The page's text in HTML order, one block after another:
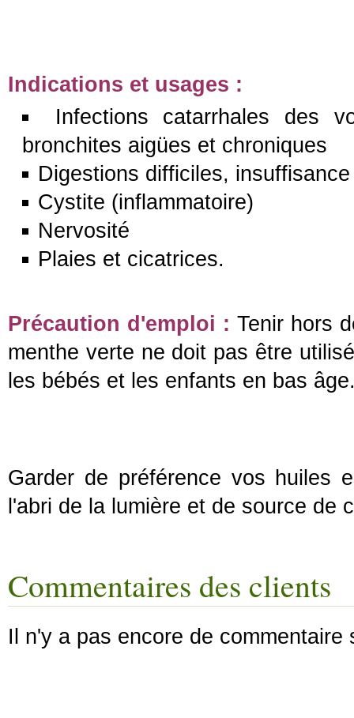
Indications et usages :
Infections catarrhales des
bronchites aigües et chroniques
Digestions difficiles,
Cystite (inflammatoire)
Nervosité
Plaies et cicatrices.
Précaution d'emploi : Tenir hors
menthe verte ne doit pas être
les bébés et les enfants en bas
Garder de préférence vos huiles
l'abri de la lumière et de source de
Commentaires des clients
Il n'y a pas encore de commentaire